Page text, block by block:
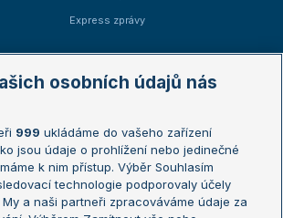
Express zprávy
Australian Open
French Open
Wimbledon
US Open
osobních údajů nás
999 ukládáme do vašeho zařízení
jsou údaje o prohlížení nebo jedinečné
k nim přístup. Výběr Souhlasím
technologie podporovaly účely
a naši partneři zpracováváme údaje za